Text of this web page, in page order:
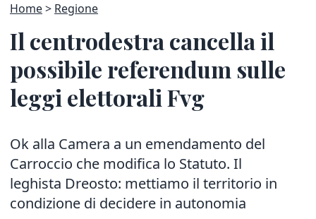
Home Regione
Il centrodestra cancella il
possibile referendum sulle
leggi elettorali Fvg
Ok alla Camera a un emendamento del
Carroccio che modifica lo Statuto. Il
leghista Dreosto: mettiamo il territorio in
condizione di decidere in autonomia